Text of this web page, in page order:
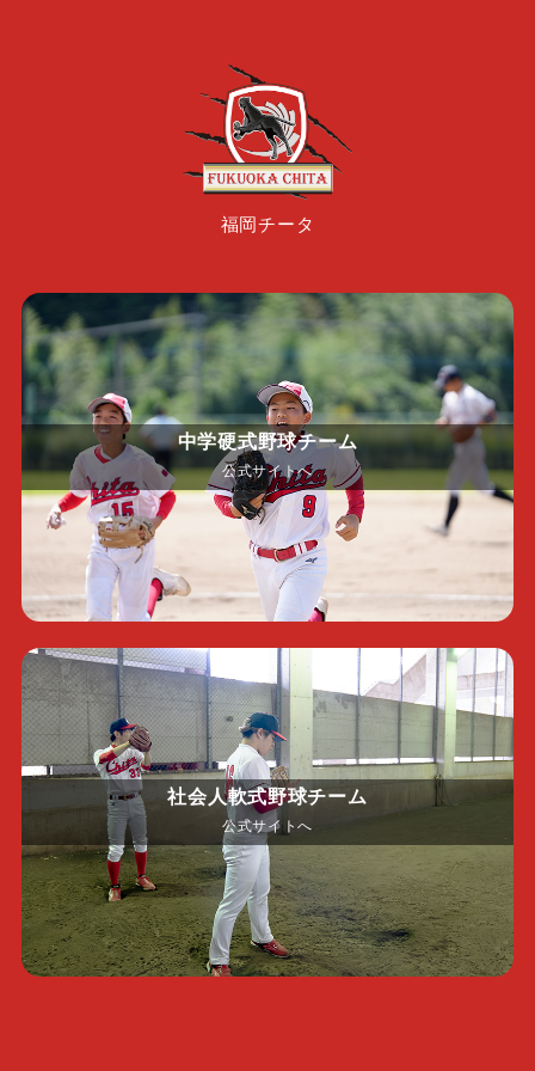
福岡チータ
中学硬式野球チーム
公式サイトへ
社会人軟式野球チーム
公式サイトへ